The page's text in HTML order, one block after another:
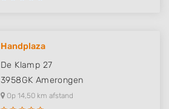
Handplaza
De Klamp 27
3958GK Amerongen
Op 14,50 km afstand